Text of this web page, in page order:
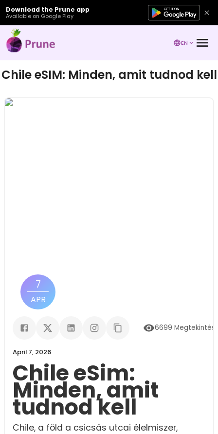
Download the Prune app
Available on Google Play
EN
Chile eSIM: Minden, amit tudnod kell
7
APR
6699
April 7, 2026
Chile eSim:
Minden, amit
tudnod kell
Chile, a föld a csicsás utcai élelmiszer,